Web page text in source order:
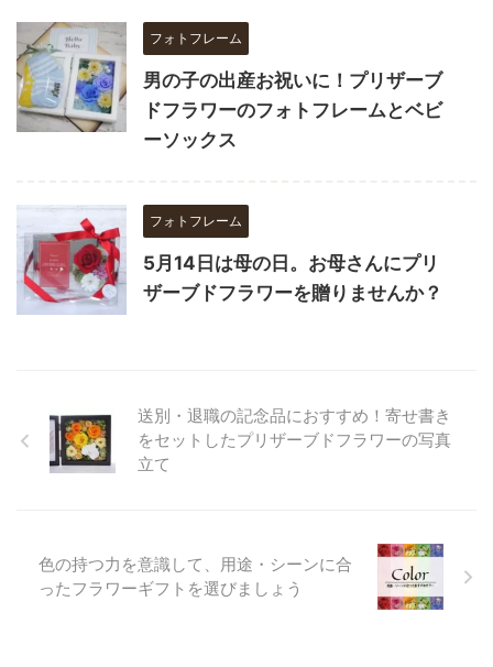
フォトフレーム
男の子の出産お祝いに！プリザーブ
ドフラワーのフォトフレームとベビ
ーソックス
フォトフレーム
5月14日は母の日。お母さんにプリ
ザーブドフラワーを贈りませんか？
送別・退職の記念品におすすめ！寄せ書き
をセットしたプリザーブドフラワーの写真
立て
色の持つ力を意識して、用途・シーンに合
ったフラワーギフトを選びましょう